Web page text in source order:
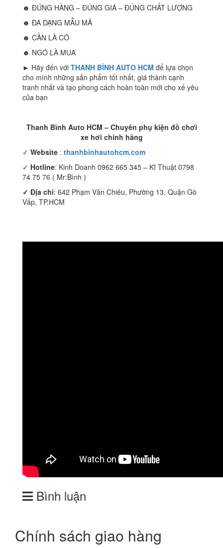
☻ ĐÚNG HÀNG – ĐÚNG GIÁ – ĐÚNG CHẤT LƯỢNG
☻ ĐA DẠNG MẪU MÃ
☻ CẦN LÀ CÓ
☻ NGÓ LÀ MUA
► Hãy đến với THANH BÌNH AUTO HCM để lựa chọn
cho mình những sản phẩm tốt nhất, giá thành cạnh
tranh nhất và tạo phong cách hoàn toàn mới cho xế yêu
của bạn
Thanh Bình Auto HCM – Chuyên phụ kiện đồ chơi
xe hơi chính hãng
✓ Website : thanhbinhautohcm.com
✓ Hotline: Kinh Doanh 0962 665 345 – Kĩ Thuật 0798
74 75 76 ( Mr:Bình )
✓ Địa chỉ: 642 Phạm Văn Chiêu, Phường 13, Quận Gò
Vấp, TP.HCM
Bình luận
Chính sách giao hàng